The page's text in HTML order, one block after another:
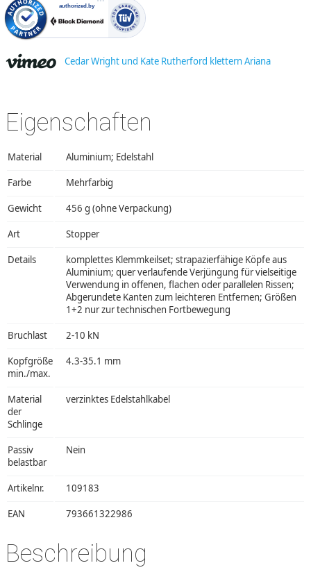
Cedar Wright und Kate Rutherford klettern Ariana
Eigenschaften
Material Aluminium; Edelstahl
Farbe Mehrfarbig
Gewicht 456 g (ohne Verpackung)
Art Stopper
Details
komplettes Klemmkeilset; strapazierfähige Köpfe aus
Aluminium; quer verlaufende Verjüngung für vielseitige
Verwendung in offenen, flachen oder parallelen Rissen;
Abgerundete Kanten zum leichteren Entfernen; Größen
1+2 nur zur technischen Fortbewegung
Bruchlast 2-10 kN
Kopfgröße
min./max.
4.3-35.1 mm
Material
der
Schlinge
verzinktes Edelstahlkabel
Passiv
belastbar
Nein
Artikelnr. 109183
EAN 793661322986
Beschreibung